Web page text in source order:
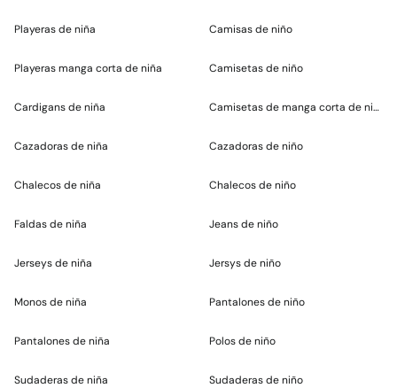
Playeras de niña
Playeras manga corta de niña
Cardigans de niña
Cazadoras de niña
Chalecos de niña
Faldas de niña
Jerseys de niña
Monos de niña
Pantalones de niña
Sudaderas de niña
Camisas de niño
Camisetas de niño
Camisetas de manga corta de niño
Cazadoras de niño
Chalecos de niño
Jeans de niño
Jersys de niño
Pantalones de niño
Polos de niño
Sudaderas de niño